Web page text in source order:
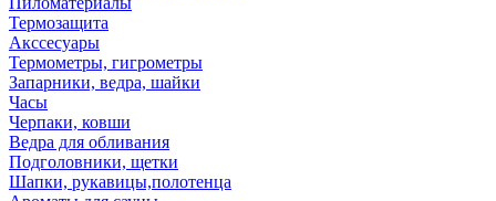
Термозащита
Аксcесуары
Термометры, гигрометры
Запарники, ведра, шайки
Часы
Черпаки, ковши
Ведра для обливания
Подголовники, щетки
Шапки, рукавицы,полотенца